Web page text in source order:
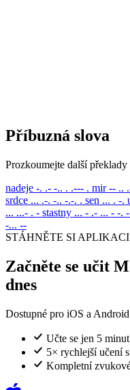
Příbuzná slova
Prozkoumejte další
nadeje -. .- -.. . .--- . mir -- ..
srdce ... .-. -.. -.-. . sen ... . -.
... ...- . - stastny ... - .- ... - -.
-... --
STÁHNĚTE SI APLIKACI
Začněte se učit
dnes
Dostupné pro iOS a
Učte se jen 5
5× rychlejší učení
Kompletní